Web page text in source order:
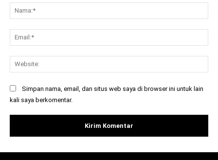
Simpan nama, email, dan situs web saya di browser ini untuk lain
kali saya berkomentar.